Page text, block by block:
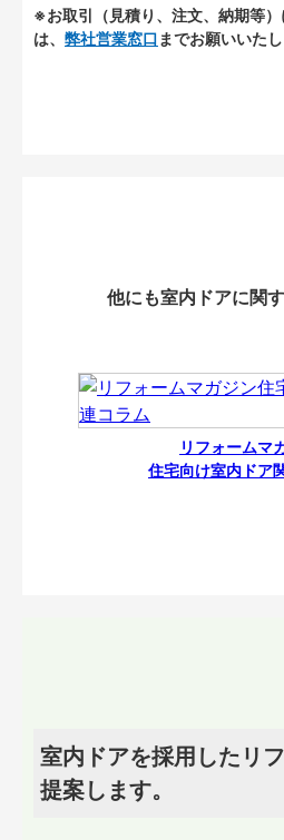
※お取引（見積り、注文、納期等
は、 弊社営業窓口 までお願いいたし
他にも室内ドアに関
リフォームマ
住宅向け室内ドア
室内ドアを採用したリ
提案します。